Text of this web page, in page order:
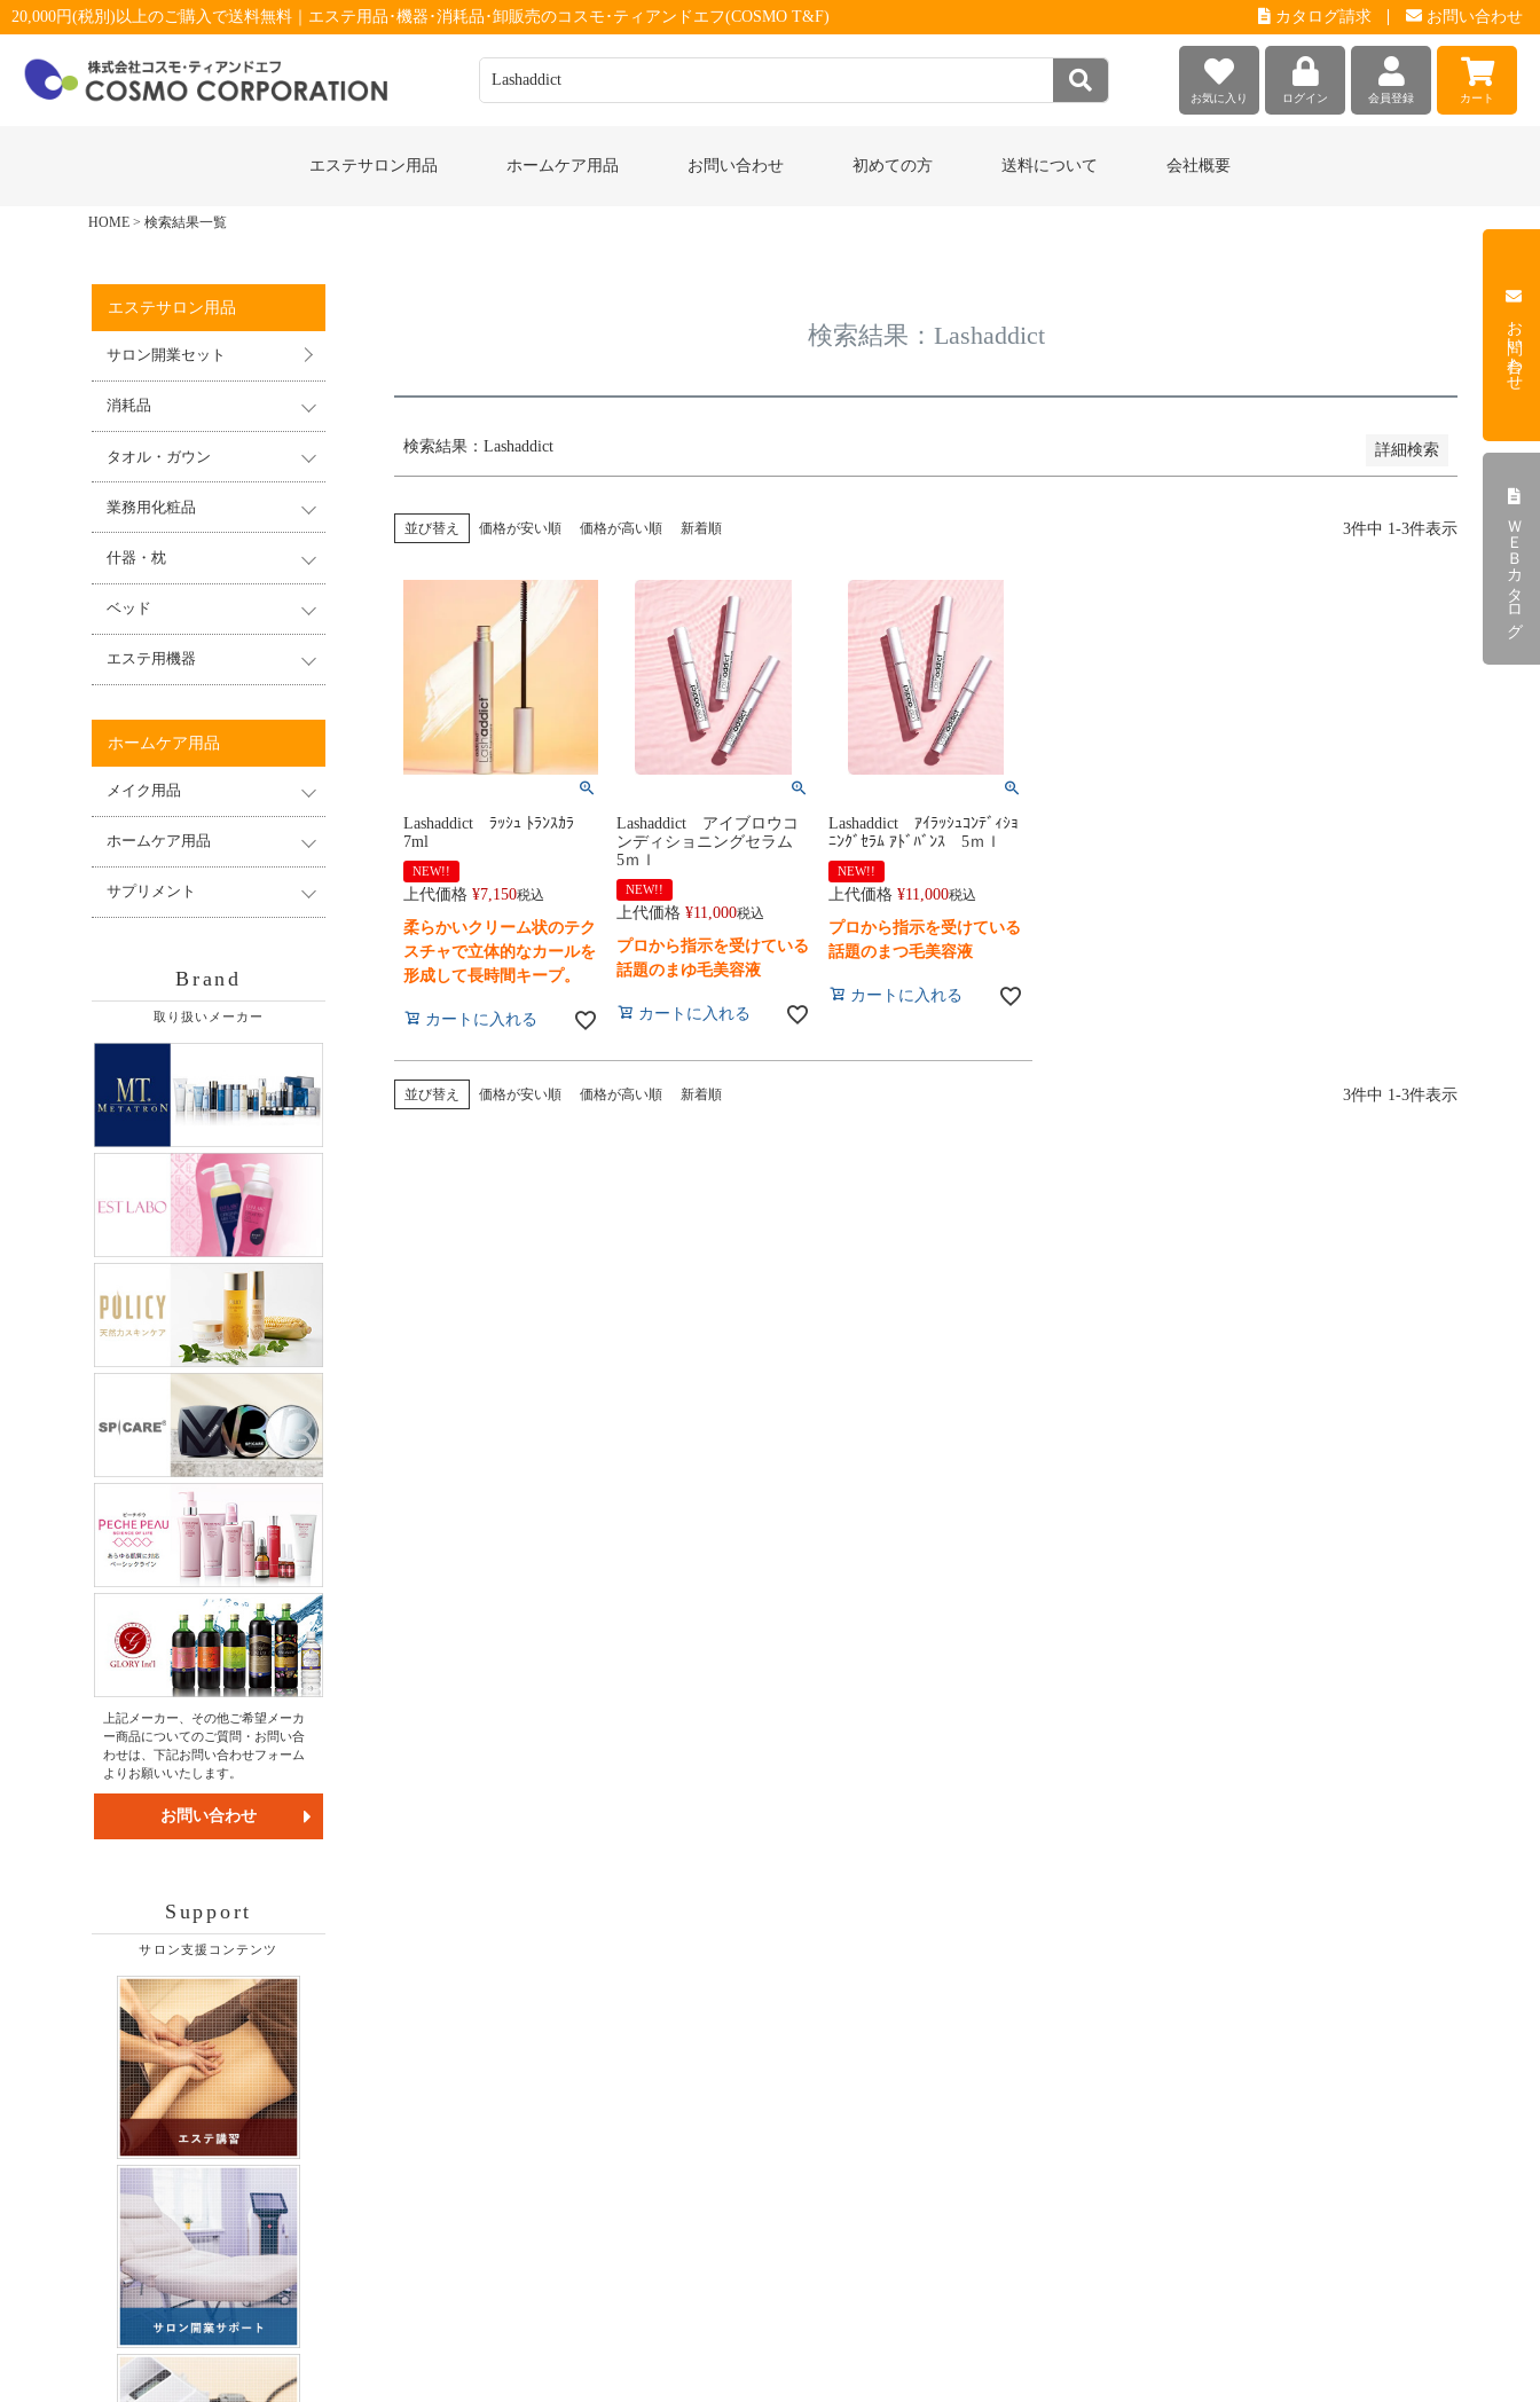
20,000円(税別)以上のご購入で送料無料｜エステ用品･機器･消耗品･卸販売のコスモ･ティアンドエフ(COSMO T&F) カタログ請求 お問い合わせ
お気に入り ログイン 会員登録 カート
エステサロン用品 ホームケア用品 お問い合わせ 初めての方 送料について 会社概要
HOME 検索結果一覧
エステサロン用品
サロン開業セット
消耗品
タオル・ガウン
業務用化粧品
什器・枕
ベッド
エステ用機器
ホームケア用品
メイク用品
ホームケア用品
サプリメント
Brand
取り扱いメーカー
上記メーカー、その他ご希望メーカ
ー商品についてのご質問・お問い合
わせは、下記お問い合わせフォーム
よりお願いいたします。
お問い合わせ
Support
サロン支援コンテンツ
検索結果：Lashaddict
検索結果：Lashaddict 詳細検索
キーワード
在庫なし商品
検索
並び替え 価格が安い順 価格が高い順 新着順 3件中 1-3件表示
Lashaddict ﾗｯｼｭ ﾄﾗﾝｽｶﾗ
7ml
NEW!!
上代価格 ¥7,150税込
柔らかいクリーム状のテク
スチャで立体的なカールを
形成して長時間キープ。
カートに入れる
Lashaddict アイブロウコ
ンディショニングセラム
5ｍｌ
NEW!!
上代価格 ¥11,000税込
プロから指示を受けている
話題のまゆ毛美容液
カートに入れる
Lashaddict ｱｲﾗｯｼｭｺﾝﾃﾞｨｼｮ
ﾆﾝｸﾞｾﾗﾑ ｱﾄﾞﾊﾞﾝｽ 5ｍｌ
NEW!!
上代価格 ¥11,000税込
プロから指示を受けている
話題のまつ毛美容液
カートに入れる
並び替え 価格が安い順 価格が高い順 新着順 3件中 1-3件表示
お問い合わせ
ＷＥＢカタログ